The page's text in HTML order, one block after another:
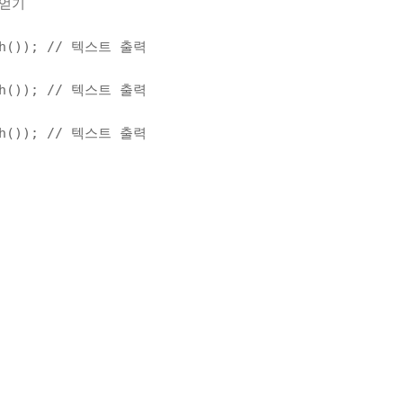
// 텍스트 출력
// 텍스트 출력
// 텍스트 출력